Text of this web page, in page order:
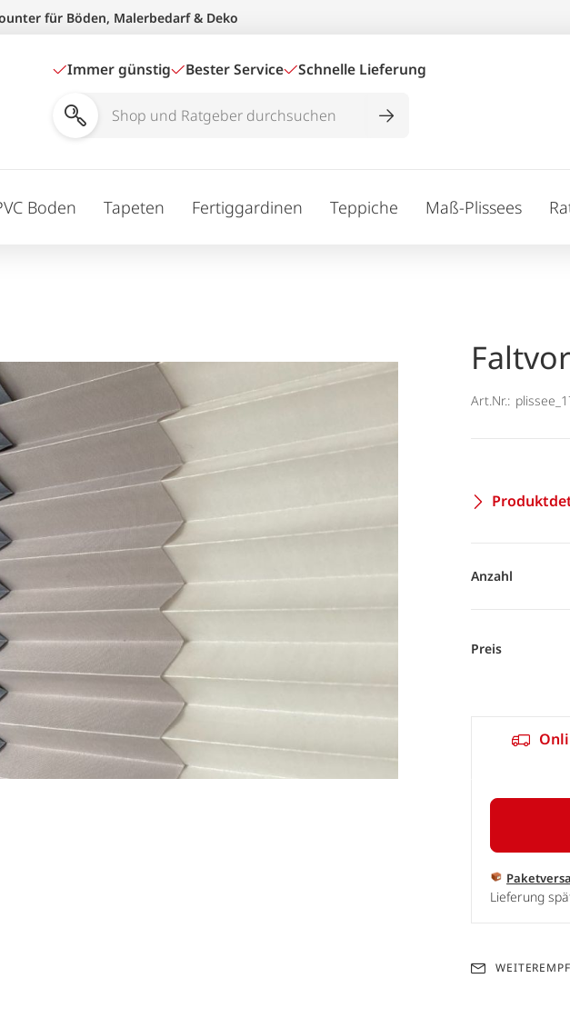
für Böden, Malerbedarf & Deko
Immer günstig Bester Service Schnelle Lieferung
Shop
durchsuchen
Boden Tapeten Fertiggardinen Teppiche Maß-Plissees
Art.Nr.:
Anzahl
Preis
Lieferung